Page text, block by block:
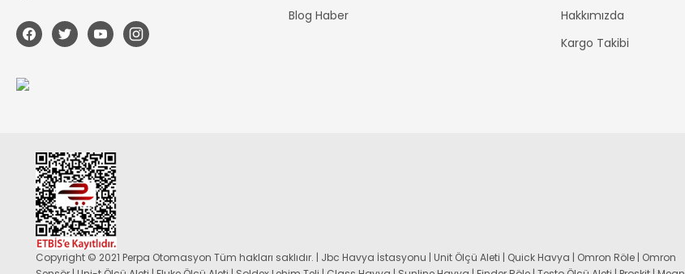
Blog Haber
Hakkımızda
Kargo Takibi
Copyright © 2021 Perpa Otomasyon Tüm hakları saklıdır. | Jbc Havya İstasyonu | Unit Ölçü Aleti | Quick Havya | Omron Röle | Omron